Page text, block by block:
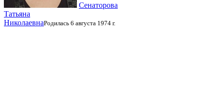
Сенаторова
Татьяна
НиколаевнаРодилась 6 августа 1974 г.